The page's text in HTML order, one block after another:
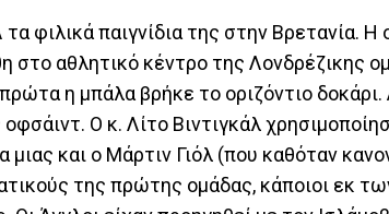
φιλικά παιγνίδια της στην Βρετανία.
στο αθλητικό κέντρο της Λονδρέζικης
η μπάλα βρήκε το οριζόντιο
Ο κ. Λίτο Βιντιγκάλ
και ο Μάρτιν Γιόλ (που καθόταν
της πρώτης ομάδας, κάποιοι εκ